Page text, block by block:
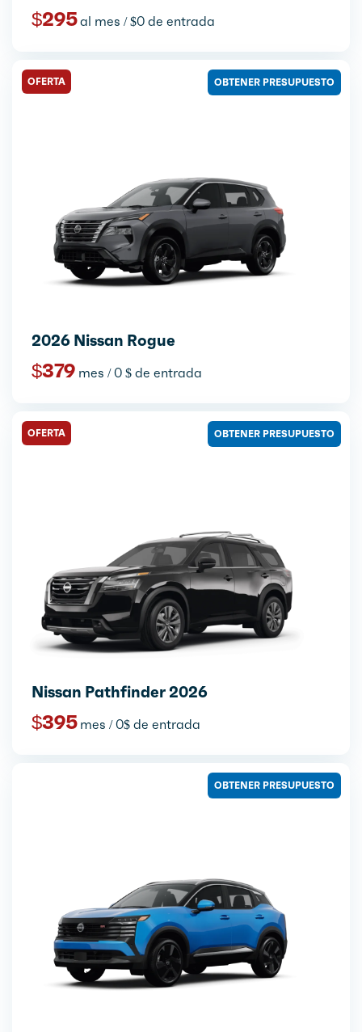
$295al mes / $0 de entrada
OFERTA
2026 Nissan Rogue
$379 mes / 0 $ de entrada
OBTENER PRESUPUESTO
OFERTA
Nissan Pathfinder 2026
$395 mes / 0$ de entrada
OBTENER PRESUPUESTO
OBTENER PRESUPUESTO